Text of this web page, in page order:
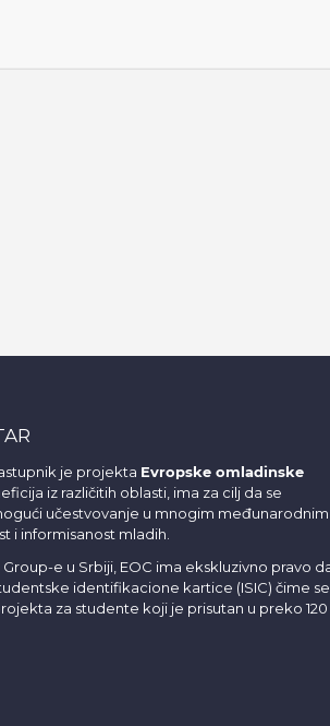
je projekta Evropske omladinske
iz različitih oblasti, ima za cilj da se
učestvovanje u mnogim međunarodnim
i informisanost mladih.
e u Srbiji, EOC ima ekskluzivno pravo
identifikacione kartice (ISIC) čime se
za studente koji je prisutan u preko 120